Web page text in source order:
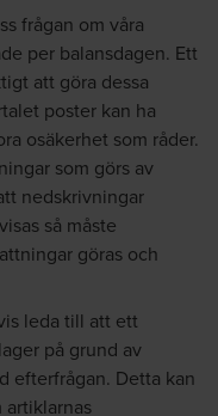
frågan om våra
per balansdagen. Ett
att göra dessa
poster kan ha
osäkerhet som råder.
som görs av
nedskrivningar
så måste
göras och
leda till att ett
på grund av
efterfrågan. Detta kan